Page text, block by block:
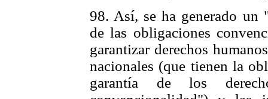
98. Así, se ha generado un
de las obligaciones
garantizar derechos
nacionales (que tienen la
garantía de los